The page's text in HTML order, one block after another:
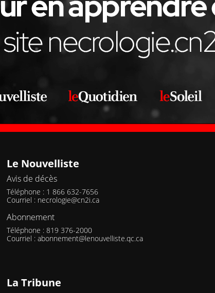
Le Nouvelliste
Avis de décès
Téléphone : 1 866 632-7656
Courriel : necrologie@cn2i.ca
Abonnement
Téléphone : 819 376-2000
Courriel : abonnement@lenouvelliste.qc.ca
La Tribune